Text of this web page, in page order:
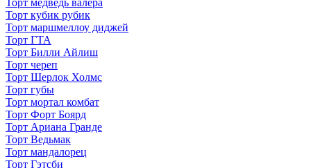
Торт медведь валера
Торт кубик рубик
Торт маршмеллоу диджей
Торт ГТА
Торт Билли Айлиш
Торт череп
Торт Шерлок Холмс
Торт губы
Торт мортал комбат
Торт Форт Боярд
Торт Ариана Гранде
Торт Ведьмак
Торт мандалорец
Торт Гэтсби